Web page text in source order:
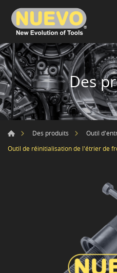
Des
Des produits
Outil
Outil de réinitialisation de l'étrier de